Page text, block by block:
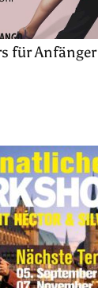
für Anfänger